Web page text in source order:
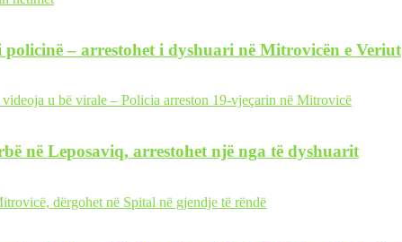
– arrestohet i dyshuari në Mitrovicën e Veriut
në Leposaviq, arrestohet një nga të dyshuarit